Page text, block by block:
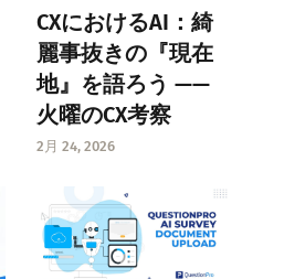
CXにおけるAI：綺
麗事抜きの『現在
地』を語ろう ——
火曜のCX考察
2月 24, 2026